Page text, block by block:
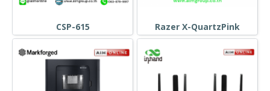
CSP-615 Razer X-QuartzPink